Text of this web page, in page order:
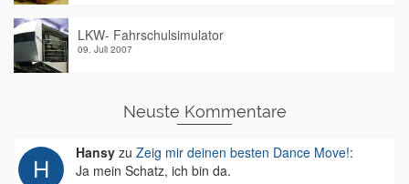
LKW- Fahrschulsimulator
09. Juli 2007
Neuste Kommentare
Hansy zu Zeig mir deinen besten Dance Move!:
Ja mein Schatz, ich bin da.